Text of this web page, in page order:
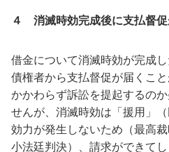
４ 消滅時効完成後に支払督促
借金について消滅時効が完成
債権者から支払督促が届くこ
かかわらず訴訟を提起するの
せんが、消滅時効は「援用」
効力が発生しないため（最高
小法廷判決）、請求ができてし